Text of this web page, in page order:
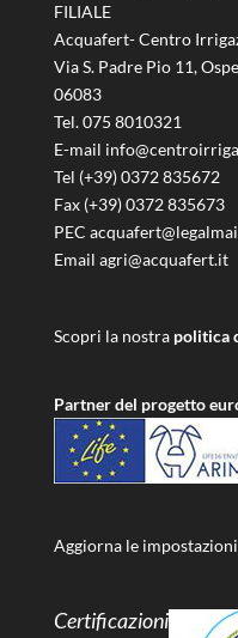
FILIALE
Acquafert- Centro
Via S. Padre Pio 11,
06083
Tel. 075 8010321
E-mail
Tel (+39) 0372 835672
Fax (+39) 0372 835673
PEC
Email agri@acquafert.it
Scopri la nostra politica
Partner del progetto
Aggiorna le
Certificazioni